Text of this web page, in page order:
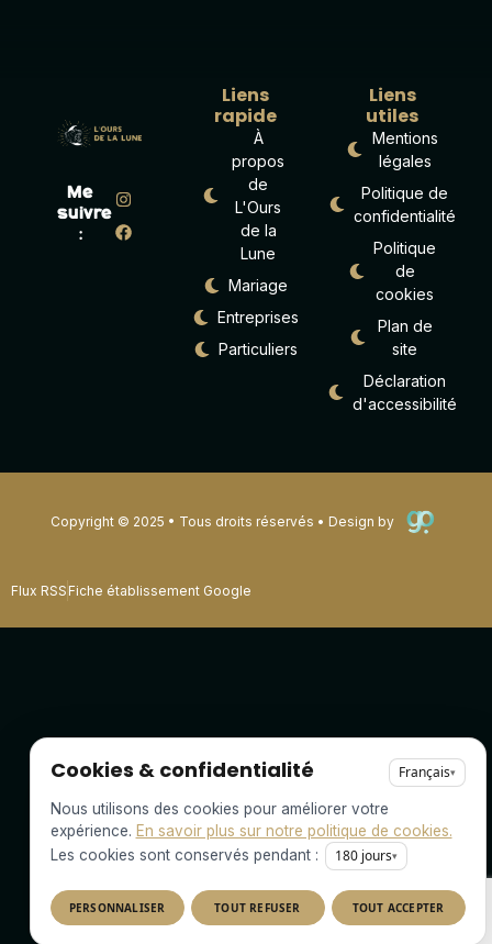
Me
suivre
:
Liens
rapide
À
propos
de
L'Ours
de la
Lune
Mariage
Entreprises
Particuliers
Liens
utiles
Mentions
légales
Politique de
confidentialité
Politique
de
cookies
Plan de
site
Déclaration
d'accessibilité
Copyright © 2025 • Tous droits réservés • Design by
Flux RSS Fiche établissement Google
Cookies & confidentialité Français▾
Nous utilisons des cookies pour améliorer votre
expérience. En savoir plus sur notre politique de cookies.
Les cookies sont conservés pendant :
180 jours▾
PERSONNALISER TOUT REFUSER TOUT ACCEPTER